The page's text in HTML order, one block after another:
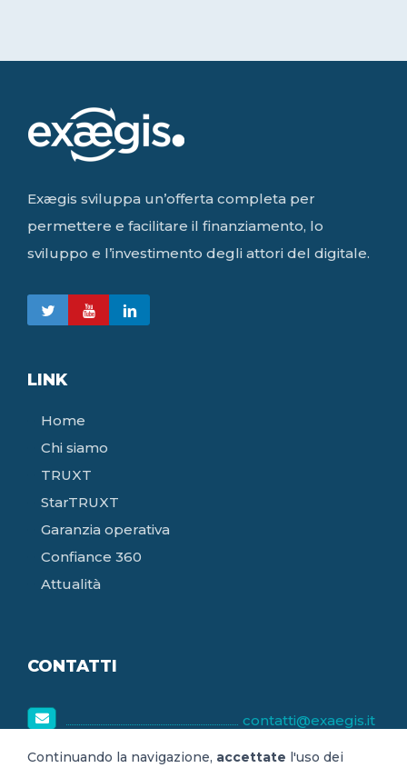
Exægis sviluppa un’offerta completa per
permettere e facilitare il finanziamento, lo
sviluppo e l’investimento degli attori del digitale.
LINK
Home
Chi siamo
TRUXT
StarTRUXT
Garanzia operativa
Confiance 360
Attualità
CONTATTI
contatti@exaegis.it
8h30-18h30
Continuando la navigazione, accettate l'uso dei